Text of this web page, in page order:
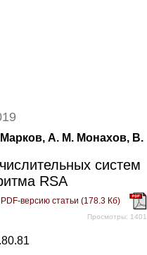
Марков, А. М. Монахов, В.
систем
RSA
версию статьи (178.3 Кб)
Просмотры: 1401